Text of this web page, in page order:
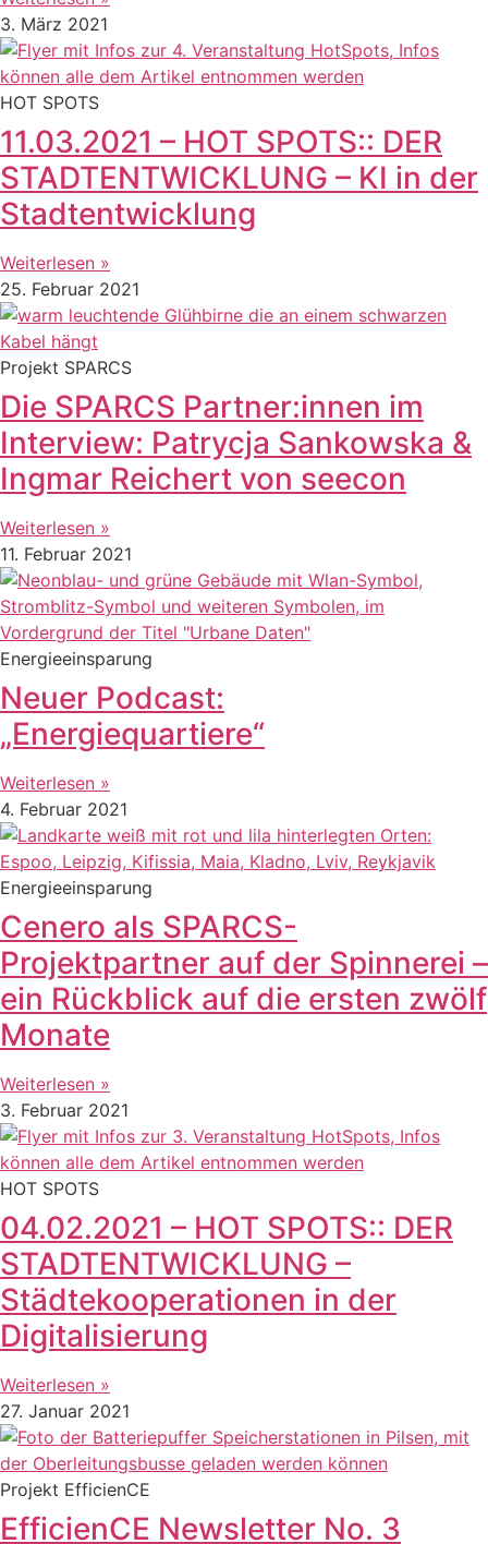
3. März 2021
HOT SPOTS
11.03.2021 – HOT SPOTS:: DER
STADTENTWICKLUNG – KI in der
Stadtentwicklung
Weiterlesen »
25. Februar 2021
Projekt SPARCS
Die SPARCS Partner:innen im
Interview: Patrycja Sankowska &
Ingmar Reichert von seecon
Weiterlesen »
11. Februar 2021
Energieeinsparung
Neuer Podcast:
„Energiequartiere“
Weiterlesen »
4. Februar 2021
Energieeinsparung
Cenero als SPARCS-
Projektpartner auf der Spinnerei –
ein Rückblick auf die ersten zwölf
Monate
Weiterlesen »
3. Februar 2021
HOT SPOTS
04.02.2021 – HOT SPOTS:: DER
STADTENTWICKLUNG –
Städtekooperationen in der
Digitalisierung
Weiterlesen »
27. Januar 2021
Projekt EfficienCE
EfficienCE Newsletter No. 3